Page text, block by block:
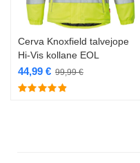
Cerva Knoxfield talvejope
Hi-Vis kollane EOL
99,99€
44,99 €